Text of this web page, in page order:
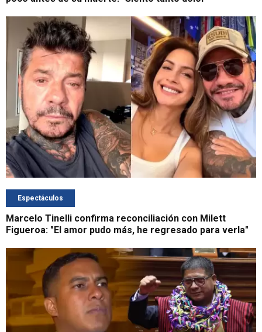
Espectáculos
Marcelo Tinelli confirma reconciliación con Milett
Figueroa: "El amor pudo más, he regresado para verla"